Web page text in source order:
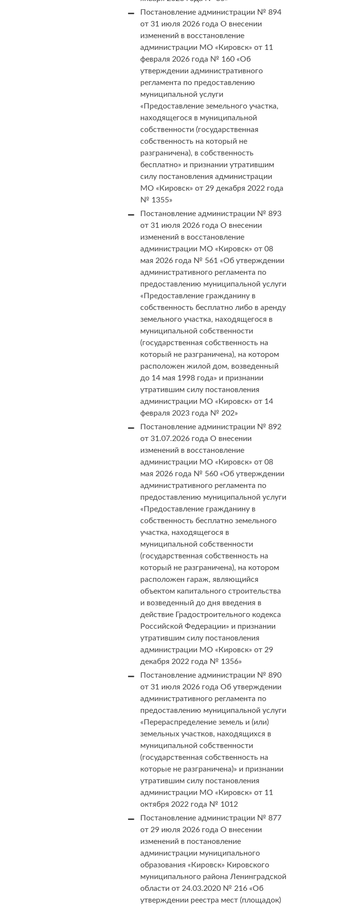
Постановление администрации № 894
от 31 июля 2026 года О внесении
изменений в восстановление
администрации МО «Кировск» от 11
февраля 2026 года № 160 «Об
утверждении административного
регламента по предоставлению
муниципальной услуги
«Предоставление земельного участка,
находящегося в муниципальной
собственности (государственная
собственность на который не
разграничена), в собственность
бесплатно» и признании утратившим
силу постановления администрации
МО «Кировск» от 29 декабря 2022 года
№ 1355»
Постановление администрации № 893
от 31 июля 2026 года О внесении
изменений в восстановление
администрации МО «Кировск» от 08
мая 2026 года № 561 «Об утверждении
административного регламента по
предоставлению муниципальной услуги
«Предоставление гражданину в
собственность бесплатно либо в аренду
земельного участка, находящегося в
муниципальной собственности
(государственная собственность на
который не разграничена), на котором
расположен жилой дом, возведенный
до 14 мая 1998 года» и признании
утратившим силу постановления
администрации МО «Кировск» от 14
февраля 2023 года № 202»
Постановление администрации № 892
от 31.07.2026 года О внесении
изменений в восстановление
администрации МО «Кировск» от 08
мая 2026 года № 560 «Об утверждении
административного регламента по
предоставлению муниципальной услуги
«Предоставление гражданину в
собственность бесплатно земельного
участка, находящегося в
муниципальной собственности
(государственная собственность на
который не разграничена), на котором
расположен гараж, являющийся
объектом капитального строительства
и возведенный до дня введения в
действие Градостроительного кодекса
Российской Федерации» и признании
утратившим силу постановления
администрации МО «Кировск» от 29
декабря 2022 года № 1356»
Постановление администрации № 890
от 31 июля 2026 года Об утверждении
административного регламента по
предоставлению муниципальной услуги
«Перераспределение земель и (или)
земельных участков, находящихся в
муниципальной собственности
(государственная собственность на
которые не разграничена)» и признании
утратившим силу постановления
администрации МО «Кировск» от 11
октября 2022 года № 1012
Постановление администрации № 877
от 29 июля 2026 года О внесении
изменений в постановление
администрации муниципального
образования «Кировск» Кировского
муниципального района Ленинградской
области от 24.03.2020 № 216 «Об
утверждении реестра мест (площадок)